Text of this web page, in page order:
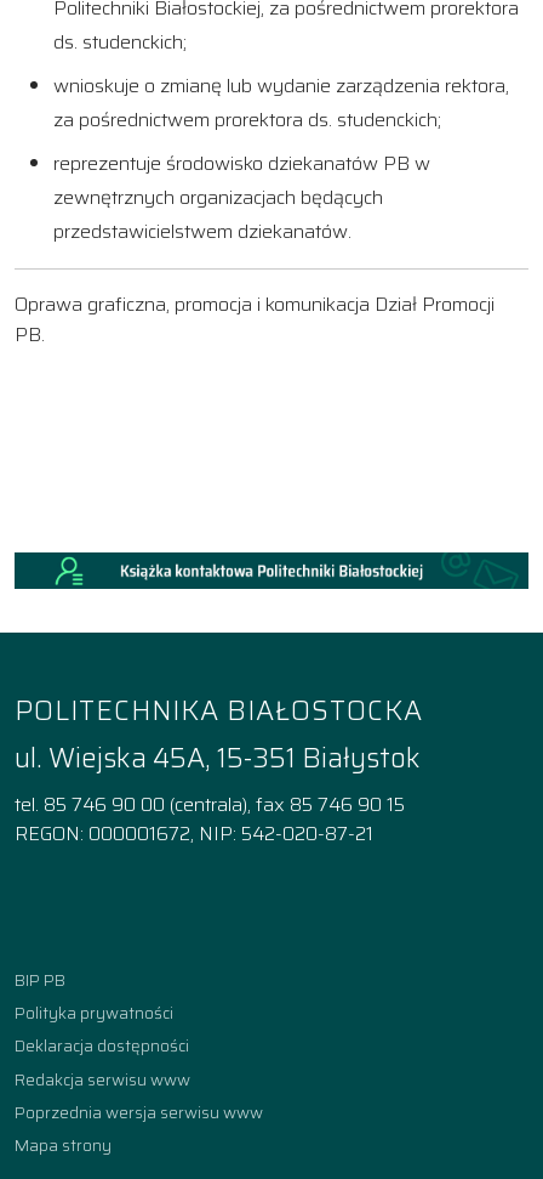
Politechniki Białostockiej, za pośrednictwem prorektora
ds. studenckich;
wnioskuje o zmianę lub wydanie zarządzenia rektora,
za pośrednictwem prorektora ds. studenckich;
reprezentuje środowisko dziekanatów PB w
zewnętrznych organizacjach będących
przedstawicielstwem dziekanatów.
Oprawa graficzna, promocja i komunikacja Dział Promocji
PB.
POLITECHNIKA BIAŁOSTOCKA
ul. Wiejska 45A, 15-351 Białystok
tel. 85 746 90 00 (centrala), fax 85 746 90 15
REGON: 000001672, NIP: 542-020-87-21
BIP PB
Polityka prywatności
Deklaracja dostępności
Redakcja serwisu www
Poprzednia wersja serwisu www
Mapa strony